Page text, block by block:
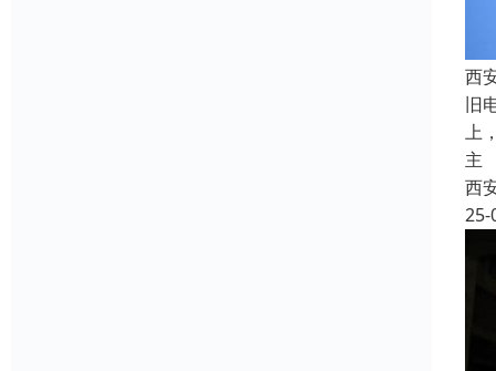
西
旧
上
主
西
25-